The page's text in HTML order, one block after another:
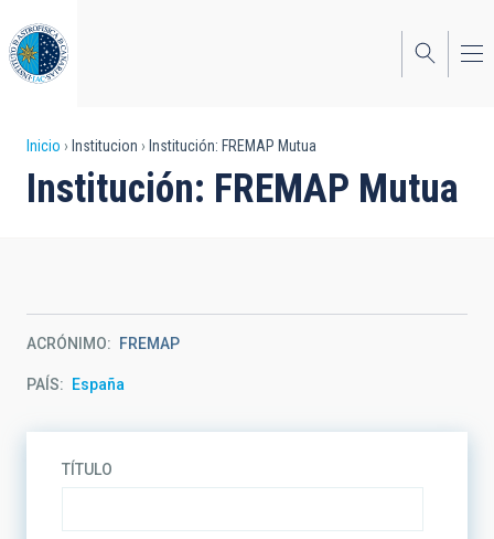
al
contenido
principal
Sobrescribir
enlaces
a
la
navegación
Inicio Institucion Institución: FREMAP Mutua
Institución: FREMAP Mutua
ACRÓNIMO FREMAP
PAÍS España
TÍTULO